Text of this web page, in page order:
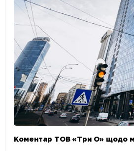
Коментар ТОВ «Три О» щодо